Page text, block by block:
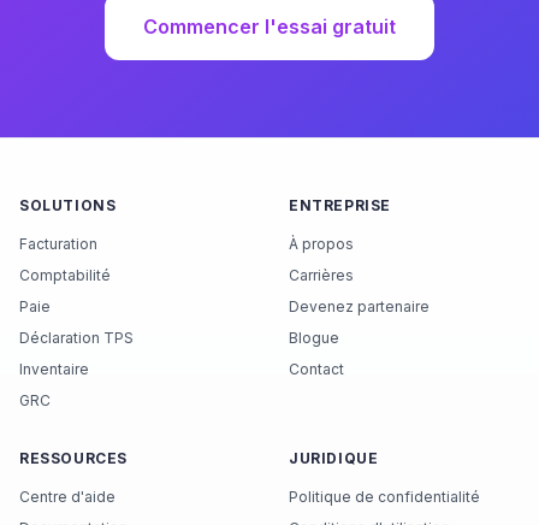
Commencer l'essai gratuit
SOLUTIONS
Facturation
Comptabilité
Paie
Déclaration TPS
Inventaire
GRC
ENTREPRISE
À propos
Carrières
Devenez partenaire
Blogue
Contact
RESSOURCES
Centre d'aide
JURIDIQUE
Politique de confidentialité